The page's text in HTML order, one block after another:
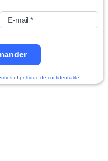
et politique de confidentialité